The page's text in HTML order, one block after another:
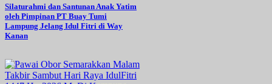
Silaturahmi dan Santunan Anak Yatim
oleh Pimpinan PT Buay Tumi
Lampung Jelang Idul Fitri di Way
Kanan